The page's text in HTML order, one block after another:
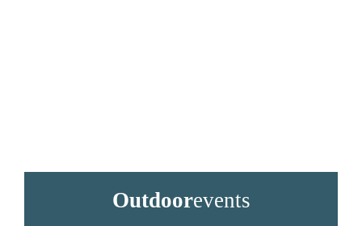
Outdoorevents